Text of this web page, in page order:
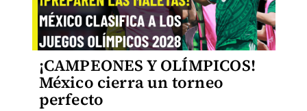
¡CAMPEONES Y OLÍMPICOS!
México cierra un torneo
perfecto